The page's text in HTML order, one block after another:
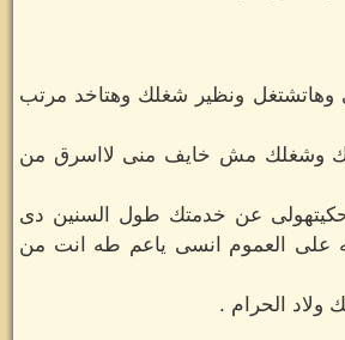
وهاتشتغل ونظير شغلك وهتاخد مرتب
وشغلك مش خايف منى لااسرق من
عن خدمتك طول السنين دى
على العموم انسى ياعم طه انت من
ولاد الحرام .